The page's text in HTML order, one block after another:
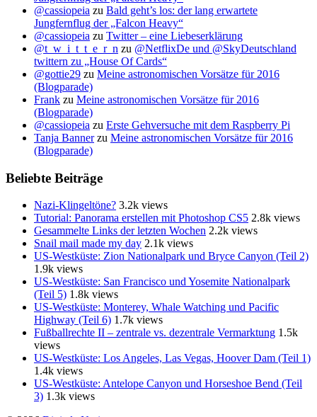
@cassiopeia zu Bald geht’s los: der lang erwartete
Jungfernflug der „Falcon Heavy“
@cassiopeia zu Twitter – eine Liebeserklärung
@t_w_i_t_t_e_r_n zu @NetflixDe und @SkyDeutschland
twittern zu „House Of Cards“
@gottie29 zu Meine astronomischen Vorsätze für 2016
(Blogparade)
Frank zu Meine astronomischen Vorsätze für 2016
(Blogparade)
@cassiopeia zu Erste Gehversuche mit dem Raspberry Pi
Tanja Bannerzu Meine astronomischen Vorsätze für 2016
(Blogparade)
Beliebte Beiträge
Nazi-Klingeltöne? 3.2k views
Tutorial: Panorama erstellen mit Photoshop CS5 2.8k views
Gesammelte Links der letzten Wochen 2.2k views
Snail mail made my day 2.1k views
US-Westküste: Zion Nationalpark und Bryce Canyon (Teil 2)
1.9k views
US-Westküste: San Francisco und Yosemite Nationalpark
(Teil 5) 1.8k views
US-Westküste: Monterey, Whale Watching und Pacific
Highway (Teil 6) 1.7k views
Fußballrechte II – zentrale vs. dezentrale Vermarktung 1.5k
views
US-Westküste: Los Angeles, Las Vegas, Hoover Dam (Teil 1)
1.4k views
US-Westküste: Antelope Canyon und Horseshoe Bend (Teil
3) 1.3k views